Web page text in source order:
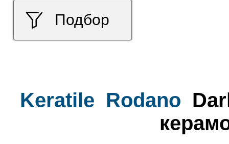
Подбор
Keratile Rodano